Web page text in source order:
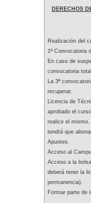
DERECHOS
Realización del
1ª Convocatoria
En caso de
convocatoria
La 3ª
recuperar.
Licencia de
aprobado el
realice el
tendrá que
Apuntes.
Acceso al
Acceso a la
deberá tener la
permanencia).
Formar parte de